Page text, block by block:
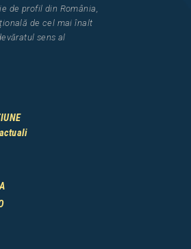
ie de profil din România
țională de cel maiînalt
ăratul sens al